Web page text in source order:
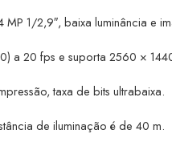
1/2,9″, baixa luminância e
a 20 fps e suporta 2560 ×
taxa de bits ultrabaixa.
de iluminação é de 40 m.